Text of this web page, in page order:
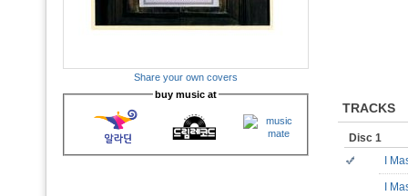
Share your own covers
buy music at
TRACKS
Disc 1
I
I